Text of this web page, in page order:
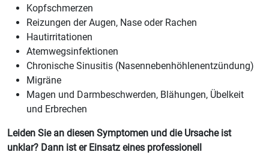
Kopfschmerzen
Reizungen der Augen, Nase oder Rachen
Hautirritationen
Atemwegsinfektionen
Chronische Sinusitis (Nasennebenhöhlenentzündung)
Migräne
Magen und Darmbeschwerden, Blähungen, Übelkeit
und Erbrechen
Leiden Sie an diesen Symptomen und die Ursache ist
unklar? Dann ist er Einsatz eines professionell